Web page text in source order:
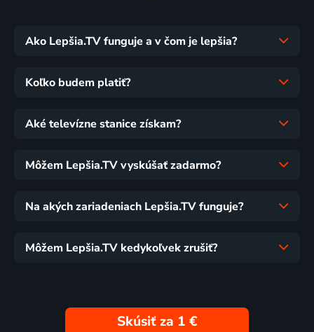
Ako Lepšia.TV funguje a v čom je lepšia?
Koľko budem platiť?
Aké televízne stanice získam?
Môžem Lepšia.TV vyskúšať zadarmo?
Na akých zariadeniach Lepšia.TV funguje?
Môžem Lepšia.TV kedykoľvek zrušiť?
Skúsiť za 1 €